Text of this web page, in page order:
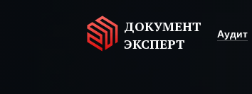
ДОКУМЕНТ
ЭКСПЕРТ
Аудит